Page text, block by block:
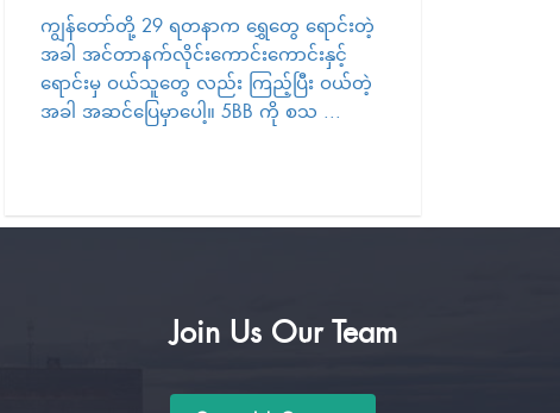
ကျွန်တော်တို့ 29 ရတနာက ရွှေတွေ ရောင်းတဲ့
အခါ အင်တာနက်လိုင်းကောင်းကောင်းနှင့်
ရောင်းမှ ဝယ်သူတွေ လည်း ကြည့်ပြီး ဝယ်တဲ့
အခါ အဆင်ပြေမှာပေါ့။ 5BB ကို စသ ...
Join Us Our Team